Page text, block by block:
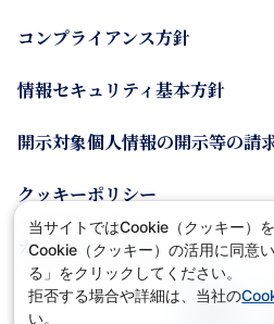
コンプライアンス方針
情報セキュリティ基本方針
開示対象個人情報の開示等の請
クッキーポリシー
カスタマーポリシー
当サイトではCookie（クッキー）
Cookie（クッキー）の活用に同意
る」をクリックしてください。
拒否する場合や詳細は、当社の
い。